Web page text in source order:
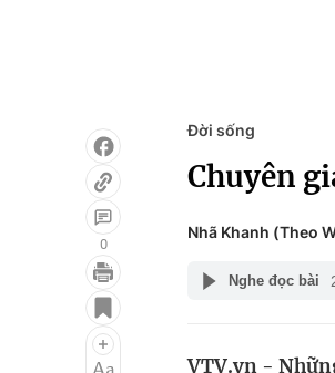
Điện ảnh
0
Đời sống
Chuyên
Nhã Khanh (Theo
Nghe đọc bài
VTV.vn -